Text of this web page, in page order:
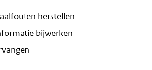
herstellen
bijwerken